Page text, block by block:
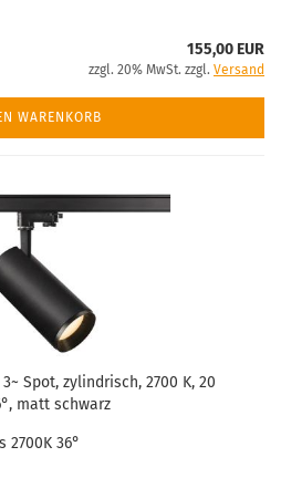
155,00 EUR
zzgl. 20% MwSt. zzgl. Versand
WARENKORB
3~ Spot, zylindrisch, 2700 K, 20
matt schwarz
2700K 36°